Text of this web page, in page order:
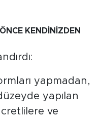
KENDİNİZDEN
yapmadan,
yapılan
ve